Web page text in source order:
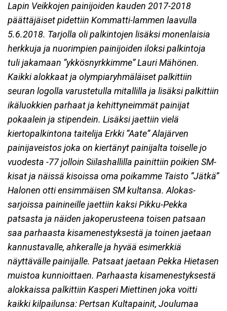
Lapin Veikkojen painijoiden kauden 2017-2018
päättäjäiset pidettiin Kommatti-lammen laavulla
5.6.2018. Tarjolla oli palkintojen lisäksi monenlaisia
herkkuja ja nuorimpien painijoiden iloksi palkintoja
tuli jakamaan ”ykkösnyrkkimme” Lauri Mähönen.
Kaikki alokkaat ja olympiaryhmäläiset palkittiin
seuran logolla varustetulla mitallilla ja lisäksi palkittiin
ikäluokkien parhaat ja kehittyneimmät painijat
pokaalein ja stipendein. Lisäksi jaettiin vielä
kiertopalkintona taitelija Erkki ”Aate” Alajärven
painijaveistos joka on kiertänyt painijalta toiselle jo
vuodesta -77 jolloin Siilashallilla painittiin poikien SM-
kisat ja näissä kisoissa oma poikamme Taisto ”Jätkä”
Halonen otti ensimmäisen SM kultansa. Alokas-
sarjoissa painineille jaettiin kaksi Pikku-Pekka
patsasta ja näiden jakoperusteena toisen patsaan
saa parhaasta kisamenestyksestä ja toinen jaetaan
kannustavalle, ahkeralle ja hyvää esimerkkiä
näyttävälle painijalle. Patsaat jaetaan Pekka Hietasen
muistoa kunnioittaen. Parhaasta kisamenestyksestä
alokkaissa palkittiin Kasperi Miettinen joka voitti
kaikki kilpailunsa: Pertsan Kultapainit, Joulumaa